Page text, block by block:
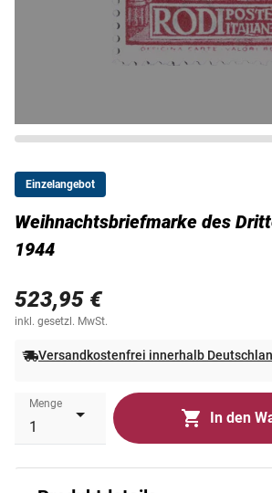
Einzelangebot
Weihnachtsbriefmarke des
1944
523,95 €
inkl. gesetzl. MwSt.
Versandkostenfrei innerhalb
Menge
In den